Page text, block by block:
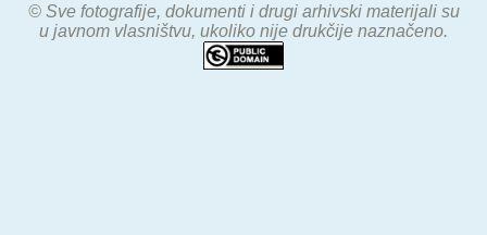
© Sve fotografije, dokumenti i drugi arhivski materijali su
u javnom vlasništvu, ukoliko nije drukčije naznačeno.